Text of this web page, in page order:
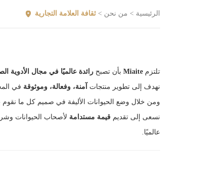
الرئيسية > من نحن > ثقافة العلامة التجارية
تلتزم Miaite بأن تصبح رائدة عالميًا في مجال الأدوية
نهدف إلى تطوير منتجات
آمنة، وفعالة، وموثوقة في
ومن خلال وضع الحيوانات الأليفة في صميم كل ما نقوم به،
نسعى إلى تقديم قيمة مستدامة لأصحاب الحيوانات
عالميًا.